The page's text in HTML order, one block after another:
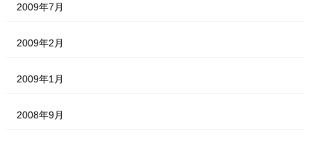
2009年7月
2009年2月
2009年1月
2008年9月